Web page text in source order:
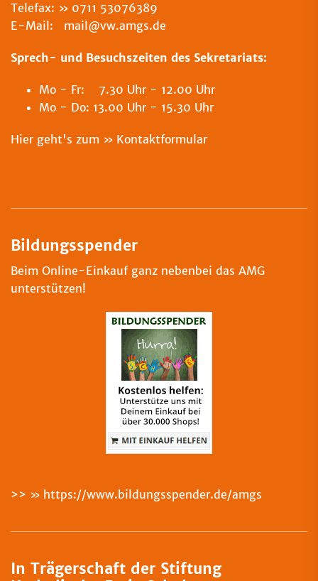
Telefax:
0711 53076389
E-Mail: mail@vw.amgs.de
Sprech- und Besuchszeiten des Sekretariats:
Mo - Fr: 7.30 Uhr - 12.00 Uhr
Mo - Do: 13.00 Uhr - 15.30 Uhr
Hier geht's zum Kontaktformular
Bildungsspender
Beim Online-Einkauf ganz nebenbei das AMG
unterstützen!
>> https://www.bildungsspender.de/amgs
In Trägerschaft der Stiftung